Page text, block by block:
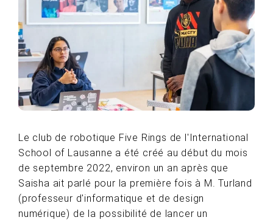
Le club de robotique Five Rings de l'International
School of Lausanne a été créé au début du mois
de septembre 2022, environ un an après que
Saisha ait parlé pour la première fois à M. Turland
(professeur d'informatique et de design
numérique) de la possibilité de lancer un